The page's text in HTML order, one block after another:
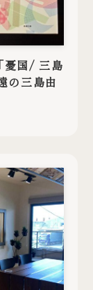
憂国/ 三島
の三島由